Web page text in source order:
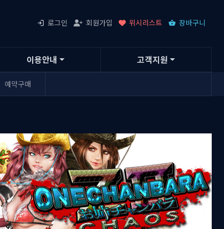
로그인 회원가입 위시리스트 장바구니
이용안내 고객지원
예약구매